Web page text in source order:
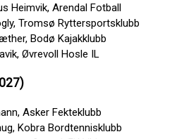
Heimvik, Arendal Fotball
Tromsø Ryttersportsklubb
Bodø Kajakklubb
Øvrevoll Hosle IL
Asker Fekteklubb
Kobra Bordtennisklubb